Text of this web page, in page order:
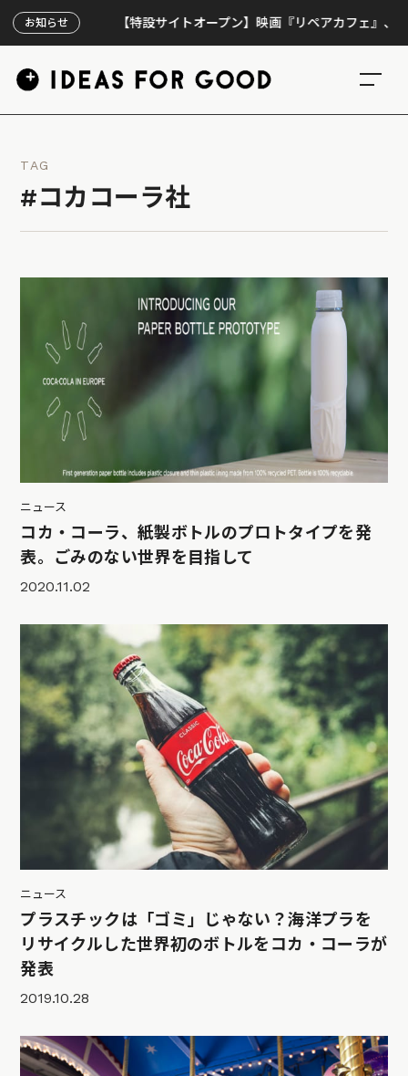
お知らせ 【特設サイトオープン】映画『リペアカフェ』、上映300
TAG
#コカコーラ社
ニュース
コカ・コーラ、紙製ボトルのプロトタイプを発
表。ごみのない世界を目指して
2020.11.02
ニュース
プラスチックは「ゴミ」じゃない？海洋プラを
リサイクルした世界初のボトルをコカ・コーラが
発表
2019.10.28